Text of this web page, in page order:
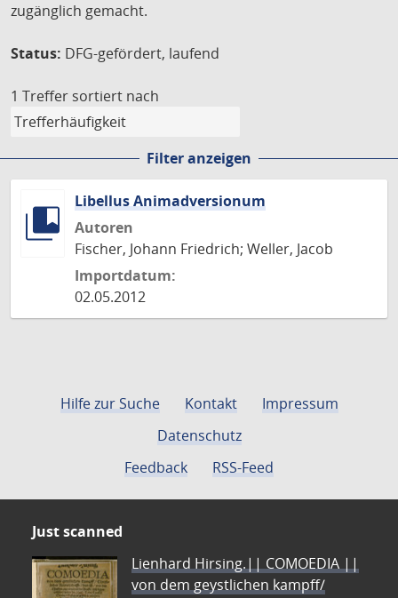
zugänglich gemacht.
Status: DFG-gefördert, laufend
1 Treffer sortiert nach
Filter anzeigen
Libellus Animadversionum
Autoren
Fischer, Johann Friedrich; Weller, Jacob
Importdatum:
02.05.2012
Hilfe zur Suche Kontakt
Impressum
Datenschutz
Feedback
RSS-Feed
Just scanned
Lienhard Hirsing.|| COMOEDIA ||
von dem geystlichen kampff/